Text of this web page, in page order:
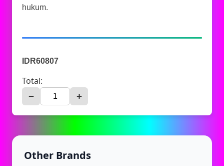
hukum.
IDR60807
Total:
− +
Other Brands